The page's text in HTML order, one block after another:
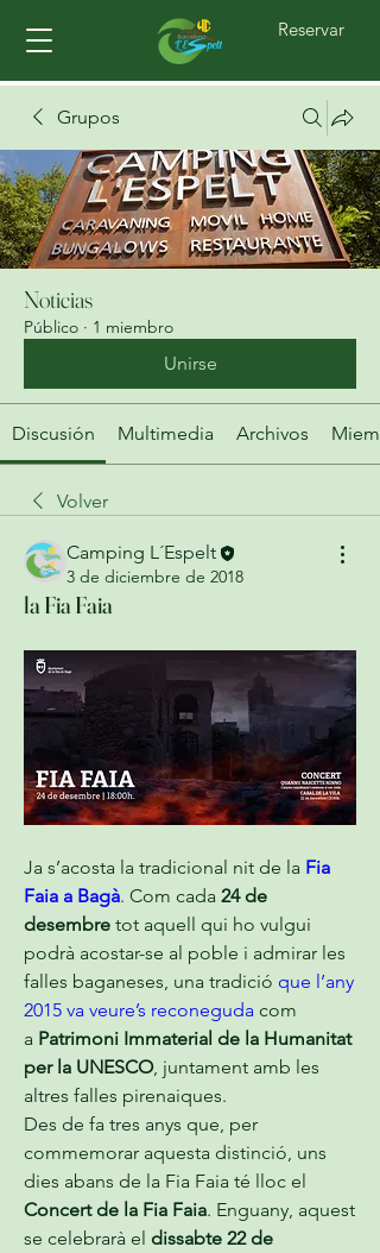
Reservar
Grupos
Noticias
Público · 1 miembro
Unirse
Discusión Multimedia Archivos
Volver
Camping L´Espelt
3 de diciembre de 2018
la Fia Faia
Ja s’acosta la tradicional nit de la Fia
Faia a Bagà. Com cada 24 de
desembre tot aquell qui ho vulgui
podrà acostar-se al poble i admirar les
falles baganeses, una tradició que l’any
2015 va veure’s reconeguda com
a Patrimoni Immaterial de la Humanitat
per la UNESCO, juntament amb les
altres falles pirenaiques.
Des de fa tres anys que, per
commemorar aquesta distinció, uns
Concert de la Fia Faia. Enguany, aquest
se celebrarà el dissabte 22 de